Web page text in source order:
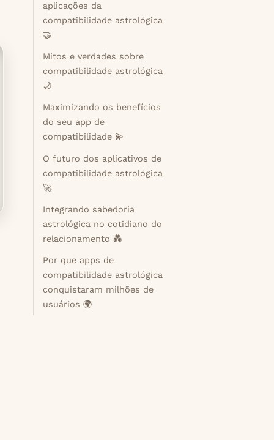
aplicações da
compatibilidade astrológica
🤝
Mitos e verdades sobre
compatibilidade astrológica
🌙
Maximizando os benefícios
do seu app de
compatibilidade 💫
O futuro dos aplicativos de
compatibilidade astrológica
🚀
Integrando sabedoria
astrológica no cotidiano do
relacionamento 💑
Por que apps de
compatibilidade astrológica
conquistaram milhões de
usuários 🌍